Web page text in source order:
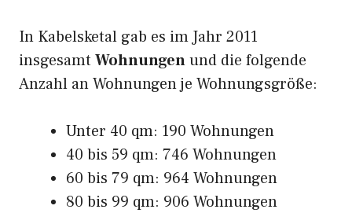
In Kabelsketal gab es im Jahr 2011
insgesamt Wohnungenund die folgende
Anzahl an Wohnungen je Wohnungsgröße:
Unter 40 qm: 190 Wohnungen
40 bis 59 qm: 746 Wohnungen
60 bis 79 qm: 964 Wohnungen
80 bis 99 qm: 906 Wohnungen